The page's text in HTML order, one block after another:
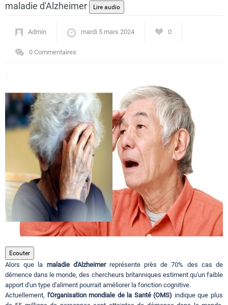
Actualités
Tourisme
Régions
Hotels
Evenements
Contact
maladie d'Alzheimer
Admin mardi 5 mars 2024 0
0 Commentaires
Ecouter
Alors que la maladie d'Alzheimerreprésente près de 70% des cas de
démence dans le monde, des chercheurs britanniques estiment qu'un faible
apport d'un type d'aliment pourrait améliorer la fonction cognitive.
Actuellement, l'Organisation mondiale de la Santé (OMS) indique que plus